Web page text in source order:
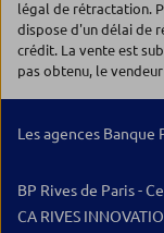
légal de rétractation.
dispose d'un délai de
crédit. La vente est
pas obtenu, le
Les agences
BP Rives de Paris -
CA RIVES